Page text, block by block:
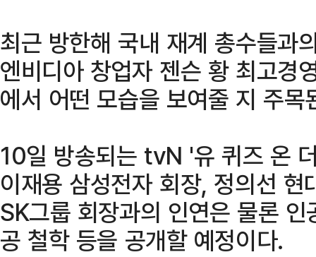
최근 방한해 국내 재계 총수들과
엔비디아 창업자 젠슨 황 최고경
에서 어떤 모습을 보여줄 지 주목
10일 방송되는 tvN '유 퀴즈 온
이재용 삼성전자 회장, 정의선
SK그룹 회장과의 인연은 물론
공 철학 등을 공개할 예정이다.